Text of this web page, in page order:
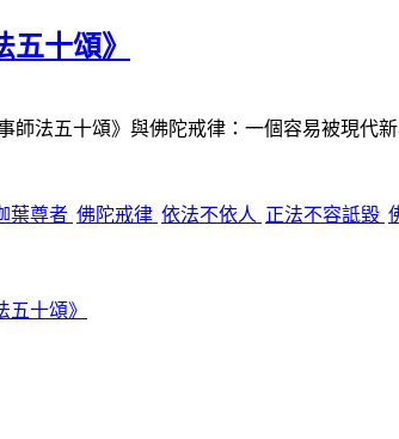
十頌》
事師法五十頌》與佛陀戒律： 一個容易被現代
葉尊者 佛陀戒律 依法不依人 正法不容詆毀
十頌》